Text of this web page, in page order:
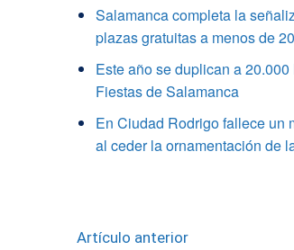
Salamanca completa la
plazas gratuitas a menos de
Este año se duplican a
Fiestas de Salamanca
En Ciudad Rodrigo fallece un
al ceder la ornamentación de
Artículo anterior